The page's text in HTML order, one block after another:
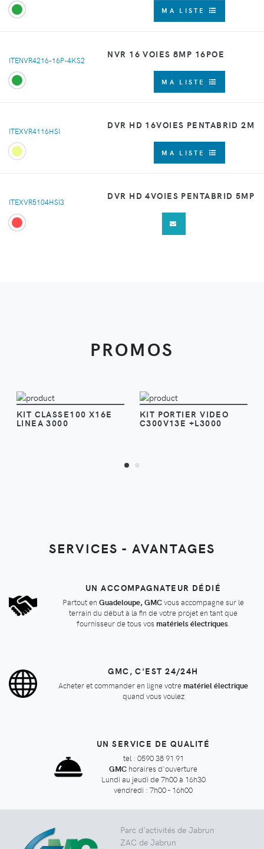
MA LISTE
ITENVR4216-16P-4KS2
NVR 16 VOIES 8MP 16POE
MA LISTE
ITEXVR4116HSI
DVR HD 16VOIES PENTABRID 2M
MA LISTE
ITEXVR5104HSI3
DVR HD 4VOIES PENTABRID 5MP
PROMOS
KIT CLASSE100 X16E
LINEA 3000
KIT PORTIER VIDEO
C300V13E +L3000
SERVICES - AVANTAGES
UN ACCOMPAGNATEUR DÉDIÉ
Partout en Guadeloupe, GMCvous accompagne sur le
terrain du début à la fin de votre projet en tant que
fournisseur de tous vos matériels électriques.
GMC, C'EST 24/24H
Acheter et commander en ligne votre matériel électrique
quand vous voulez
UN SERVICE DE QUALITÉ
tel : 0590 38 91 91
GMC horaires d'ouverture
Lundi au jeudi de 7h00 à 16h30
vendredi : 7h00 - 16h00
Parc d'activités de Jabrun
ZAC de Jabrun